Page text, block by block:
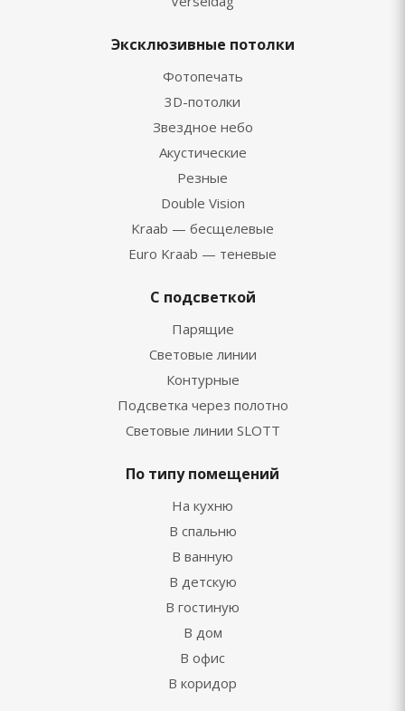
Эксклюзивные потолки
Фотопечать
3D-потолки
Звездное небо
Акустические
Резные
Double Vision
Kraab — бесщелевые
Euro Kraab — теневые
С подсветкой
Парящие
Световые линии
Контурные
Подсветка через полотно
Световые линии SLOTT
По типу помещений
На кухню
В спальню
В ванную
В детскую
В гостиную
В дом
В офис
В коридор